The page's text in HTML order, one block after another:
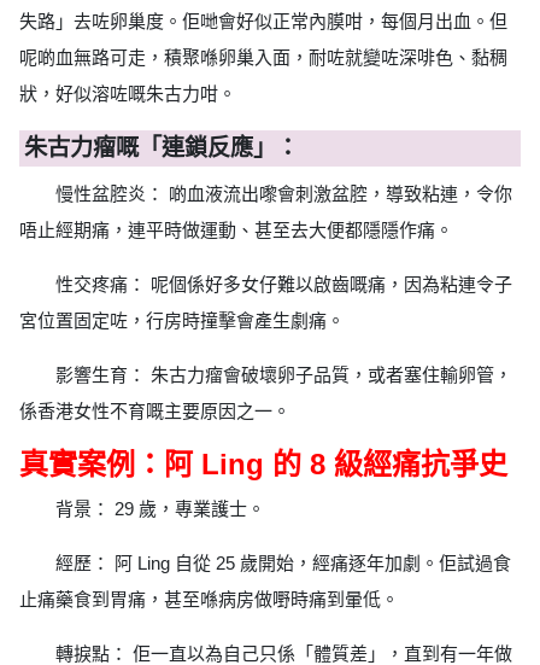
失路」去咗卵巢度。佢哋會好似正常內膜咁，每個月出血。但
呢啲血無路可走，積聚喺卵巢入面，耐咗就變咗深啡色、黏稠
狀，好似溶咗嘅朱古力咁。
朱古力瘤嘅「連鎖反應」：
慢性盆腔炎： 啲血液流出嚟會刺激盆腔，導致粘連，令你
唔止經期痛，連平時做運動、甚至去大便都隱隱作痛。
性交疼痛： 呢個係好多女仔難以啟齒嘅痛，因為粘連令子
宮位置固定咗，行房時撞擊會產生劇痛。
影響生育： 朱古力瘤會破壞卵子品質，或者塞住輸卵管，
係香港女性不育嘅主要原因之一。
真實案例：阿 Ling 的 8 級經痛抗爭史
背景： 29 歲，專業護士。
經歷： 阿 Ling 自從 25 歲開始，經痛逐年加劇。佢試過食
止痛藥食到胃痛，甚至喺病房做嘢時痛到暈低。
轉捩點： 佢一直以為自己只係「體質差」，直到有一年做